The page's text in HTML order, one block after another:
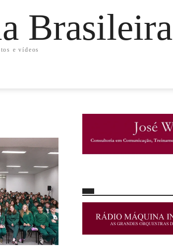
Brasileira
e vídeos